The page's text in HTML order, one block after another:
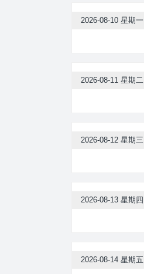
2026-08-10 星期一
2026-08-11 星期二
2026-08-12 星期三
2026-08-13 星期四
2026-08-14 星期五